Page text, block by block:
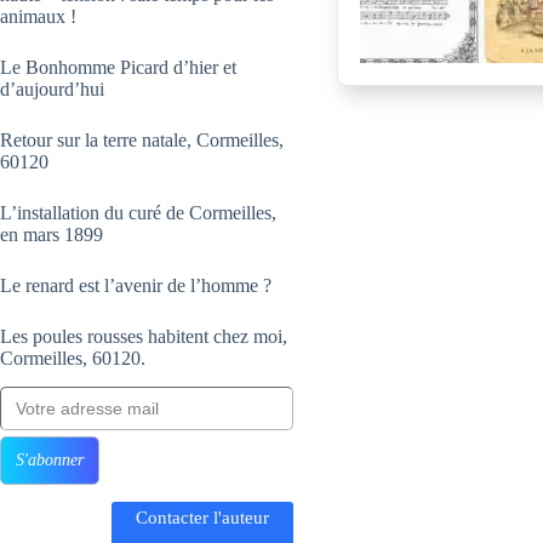
animaux !
Le Bonhomme Picard d’hier et
d’aujourd’hui
Retour sur la terre natale, Cormeilles,
60120
L’installation du curé de Cormeilles,
en mars 1899
Le renard est l’avenir de l’homme ?
Les poules rousses habitent chez moi,
Cormeilles, 60120.
Votre adresse mail
S'abonner
Contacter l'auteur